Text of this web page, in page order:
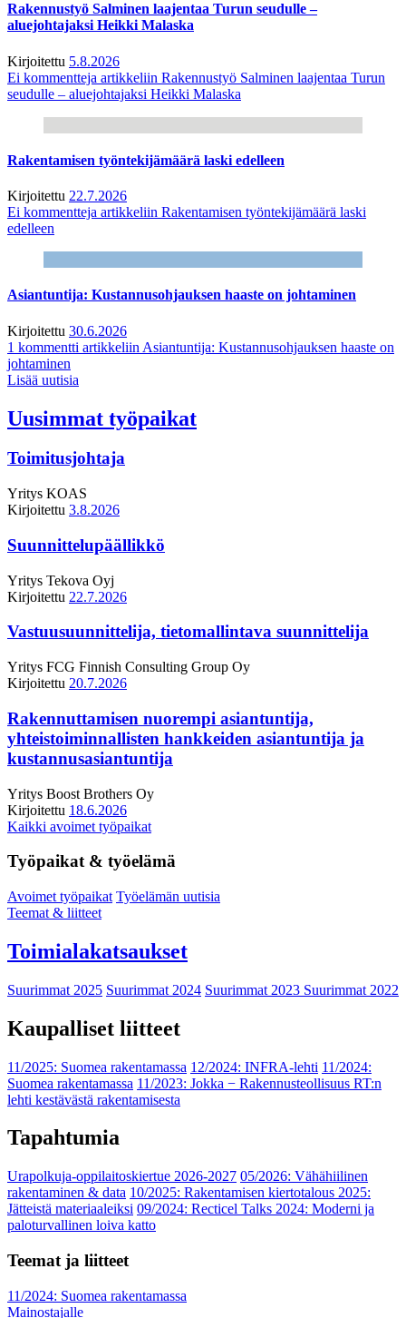
Rakennustyö Salminen laajentaa Turun seudulle –
aluejohtajaksi Heikki Malaska
Kirjoitettu 5.8.2026
Ei kommentteja artikkeliin Rakennustyö Salminen laajentaa Turun
seudulle – aluejohtajaksi Heikki Malaska
Rakentamisen työntekijämäärä laski edelleen
Kirjoitettu 22.7.2026
Ei kommentteja artikkeliin Rakentamisen työntekijämäärä laski
edelleen
Asiantuntija: Kustannusohjauksen haaste on johtaminen
Kirjoitettu 30.6.2026
1 kommentti artikkeliin Asiantuntija: Kustannusohjauksen haaste on
johtaminen
Lisää uutisia
Uusimmat työpaikat
Toimitusjohtaja
Yritys KOAS
Kirjoitettu 3.8.2026
Suunnittelupäällikkö
Yritys Tekova Oyj
Kirjoitettu 22.7.2026
Vastuusuunnittelija, tietomallintava suunnittelija
Yritys FCG Finnish Consulting Group Oy
Kirjoitettu 20.7.2026
Rakennuttamisen nuorempi asiantuntija,
yhteistoiminnallisten hankkeiden asiantuntija ja
kustannusasiantuntija
Yritys Boost Brothers Oy
Kirjoitettu 18.6.2026
Kaikki avoimet työpaikat
Työpaikat & työelämä
Avoimet työpaikat Työelämän uutisia
Teemat & liitteet
Toimialakatsaukset
Suurimmat 2025 Suurimmat 2024 Suurimmat 2023 Suurimmat 2022
Kaupalliset liitteet
11/2025: Suomea rakentamassa 12/2024: INFRA-lehti 11/2024:
Suomea rakentamassa 11/2023: Jokka − Rakennusteollisuus RT:n
lehti kestävästä rakentamisesta
Tapahtumia
Urapolkuja-oppilaitoskiertue 2026-2027 05/2026: Vähähiilinen
rakentaminen & data 10/2025: Rakentamisen kiertotalous 2025:
Jätteistä materiaaleiksi 09/2024: Recticel Talks 2024: Moderni ja
paloturvallinen loiva katto
Teemat ja liitteet
11/2024: Suomea rakentamassa
Mainostajalle